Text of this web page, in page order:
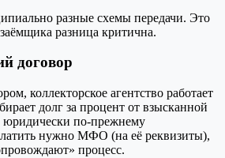
разные схемы передачи. Это
разница критична.
договор
коллекторское агентство работает
долг за процент от взысканной
по-прежнему
нужно МФО (на её реквизиты),
процесс.